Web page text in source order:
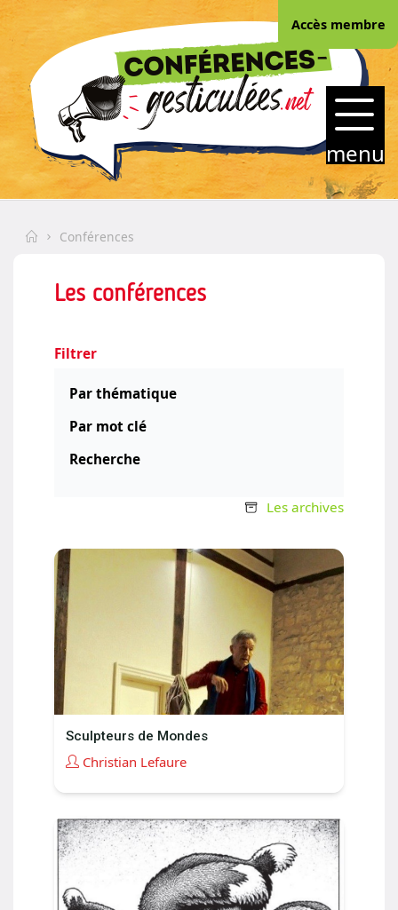
Skip
content
CONFERENCES-
GESTICULEES.NET
menu
Accès membre
HomeConférences
Les conférences
Filtrer
Par thématique
Par mot clé
Recherche
Les archives
Sculpteurs de Mondes
Christian Lefaure